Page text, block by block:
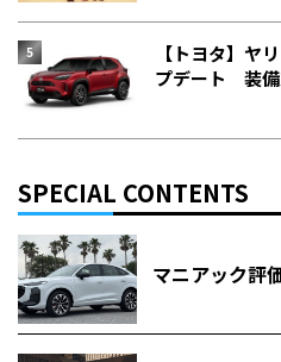
【トヨタ】ヤ
プデート 装備
SPECIAL CONTENTS
マニアック評